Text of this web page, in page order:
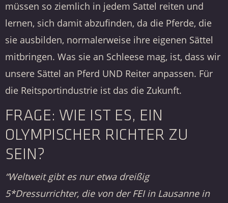
müssen so ziemlich in jedem Sattel reiten und
lernen, sich damit abzufinden, da die Pferde, die
sie ausbilden, normalerweise ihre eigenen Sättel
mitbringen. Was sie an Schleese mag, ist, dass wir
unsere Sättel an Pferd UND Reiter anpassen. Für
die Reitsportindustrie ist das die Zukunft.
FRAGE: WIE IST ES, EIN
OLYMPISCHER RICHTER ZU
SEIN?
“Weltweit gibt es nur etwa dreißig
5*Dressurrichter, die von derFEI in Lausanne in